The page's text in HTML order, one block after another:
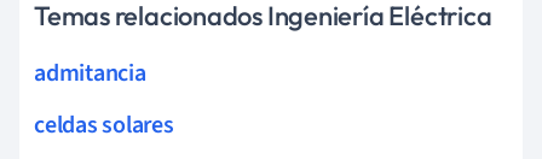
Temas relacionados Ingeniería Eléctrica
admitancia
celdas solares